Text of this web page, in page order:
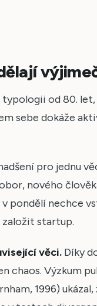
od 80.
sebe dokáže
pro jednu
nového
pondělí nechce
založit startup.
věci. Díky
chaos. Výzkum
1996)